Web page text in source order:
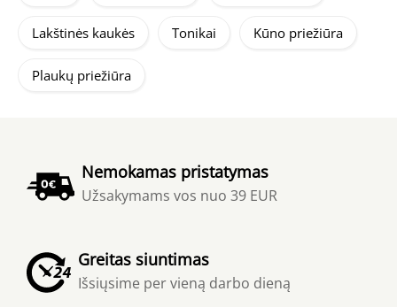
Lakštinės kaukės Tonikai Kūno priežiūra
Plaukų priežiūra
Nemokamas pristatymas
Užsakymams vos nuo 39 EUR
Greitas siuntimas
Išsiųsime per vieną darbo dieną